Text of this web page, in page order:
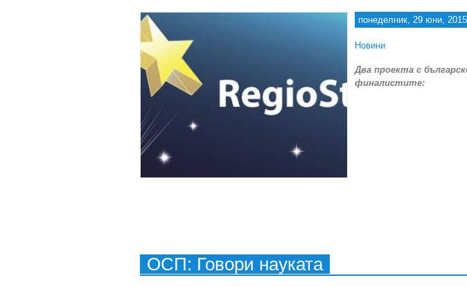
понеделник, 29 юни,
Новини
Два проекта с
финалистите:
ОСП: Говори науката